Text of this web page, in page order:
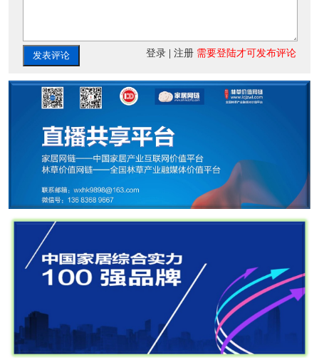
发表评论 登录 |注册 需要登陆才可发布评论